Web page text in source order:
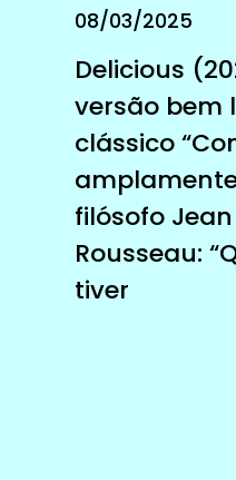
08/03/2025
Delicious
versão bem
clássico
filósofo
Rousseau:
tiver